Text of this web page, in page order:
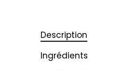
Description
Ingrédients